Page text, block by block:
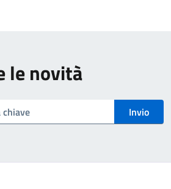
le novità
Invio